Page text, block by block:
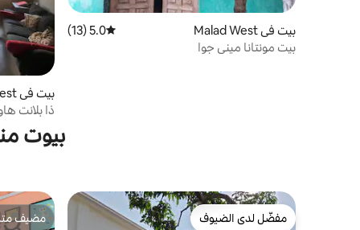
بيت في Malad West متوسط التقييم 5.0 من 5، 13 مراجعات
5.0 (13)
بيت مونتانا ميني جوا
بيت في Bandra West
ذا بلانت
بيوت
مفضّل لدى الضيوف مضيف